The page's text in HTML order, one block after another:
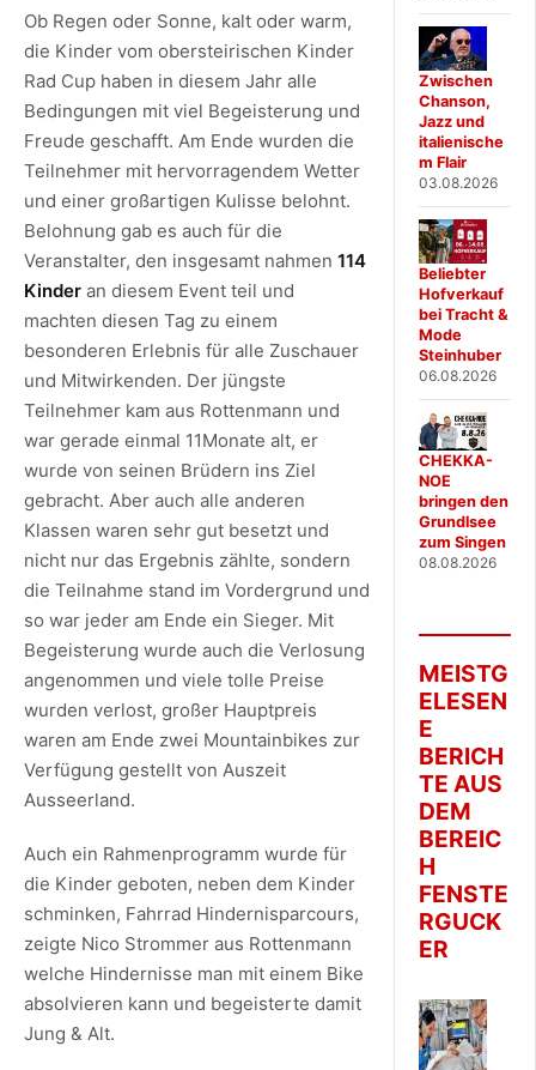
Ob Regen oder Sonne, kalt oder warm,
die Kinder vom obersteirischen Kinder
Rad Cup haben in diesem Jahr alle
Bedingungen mit viel Begeisterung und
Freude geschafft. Am Ende wurden die
Teilnehmer mit hervorragendem Wetter
und einer großartigen Kulisse belohnt.
Belohnung gab es auch für die
Veranstalter, den insgesamt nahmen 114
Kinder an diesem Event teil und
machten diesen Tag zu einem
besonderen Erlebnis für alle Zuschauer
und Mitwirkenden. Der jüngste
Teilnehmer kam aus Rottenmann und
war gerade einmal 11Monate alt, er
wurde von seinen Brüdern ins Ziel
gebracht. Aber auch alle anderen
Klassen waren sehr gut besetzt und
nicht nur das Ergebnis zählte, sondern
die Teilnahme stand im Vordergrund und
so war jeder am Ende ein Sieger. Mit
Begeisterung wurde auch die Verlosung
angenommen und viele tolle Preise
wurden verlost, großer Hauptpreis
waren am Ende zwei Mountainbikes zur
Verfügung gestellt von Auszeit
Ausseerland.
Auch ein Rahmenprogramm wurde für
die Kinder geboten, neben dem Kinder
schminken, Fahrrad Hindernisparcours,
zeigte Nico Strommer aus Rottenmann
welche Hindernisse man mit einem Bike
absolvieren kann und begeisterte damit
Jung & Alt.
Zwischen
Chanson,
Jazz und
italienische
m Flair
03.08.2026
Beliebter
Hofverkauf
bei Tracht &
Mode
Steinhuber
06.08.2026
CHEKKA-
NOE
bringen den
Grundlsee
zum Singen
08.08.2026
MEISTG
ELESEN
E
BERICH
TE AUS
DEM
BEREIC
H
FENSTE
RGUCK
ER